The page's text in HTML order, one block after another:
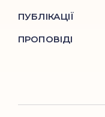
ПУБЛІКАЦІЇ
ПРОПОВІДІ